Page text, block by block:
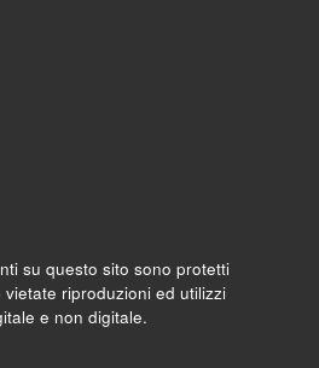
su questo sito sono protetti
vietate riproduzioni ed utilizzi
e non digitale.